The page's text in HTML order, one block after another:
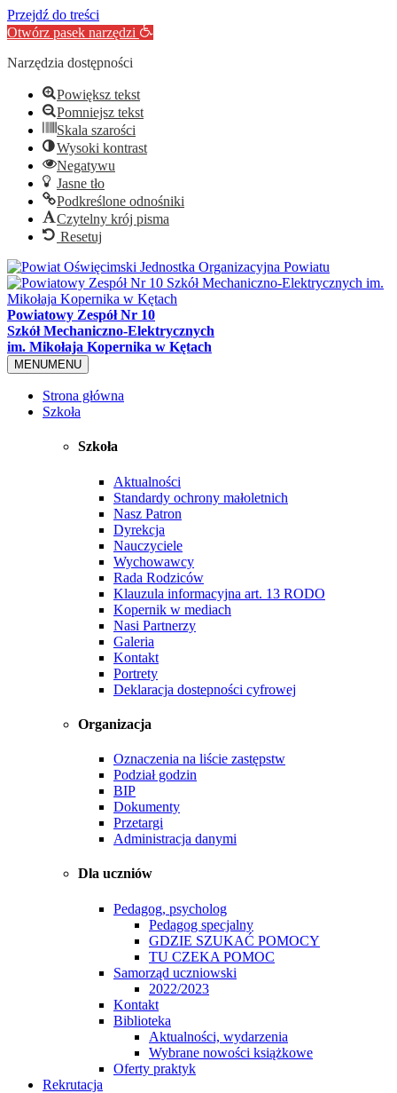
Przejdź do treści
Otwórz pasek narzędzi
Narzędzia dostępności
Powiększ tekst
Pomniejsz tekst
Skala szarości
Wysoki kontrast
Negatywu
Jasne tło
Podkreślone odnośniki
Czytelny krój pisma
Resetuj
Powiatowy Zespół Nr 10
Szkół Mechaniczno-Elektrycznych
im. Mikołaja Kopernika w Kętach
MENUMENU
Strona główna
Szkoła
Szkoła
Aktualności
Standardy ochrony małoletnich
Nasz Patron
Dyrekcja
Nauczyciele
Wychowawcy
Rada Rodziców
Klauzula informacyjna art. 13 RODO
Kopernik w mediach
Nasi Partnerzy
Galeria
Kontakt
Portrety
Deklaracja dostepności cyfrowej
Organizacja
Oznaczenia na liście zastępstw
Podział godzin
BIP
Dokumenty
Przetargi
Administracja danymi
Dla uczniów
Pedagog, psycholog
Pedagog specjalny
GDZIE SZUKAĆ POMOCY
TU CZEKA POMOC
Samorząd uczniowski
2022/2023
Kontakt
Biblioteka
Aktualności, wydarzenia
Wybrane nowości książkowe
Oferty praktyk
Rekrutacja